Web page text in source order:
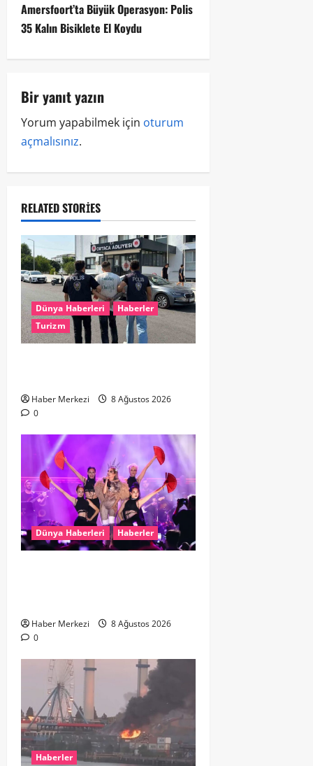
Amersfoort’ta Büyük Operasyon: Polis
35 Kalın Bisiklete El Koydu
Bir yanıt yazın
Yorum yapabilmek için oturum
açmalısınız.
RELATED STORIES
Dünya Haberleri
Haberler
Turizm
Haber Merkezi
8 Ağustos 2026
0
Dünya Haberleri Haberler
Haber Merkezi
8 Ağustos 2026
0
Haberler